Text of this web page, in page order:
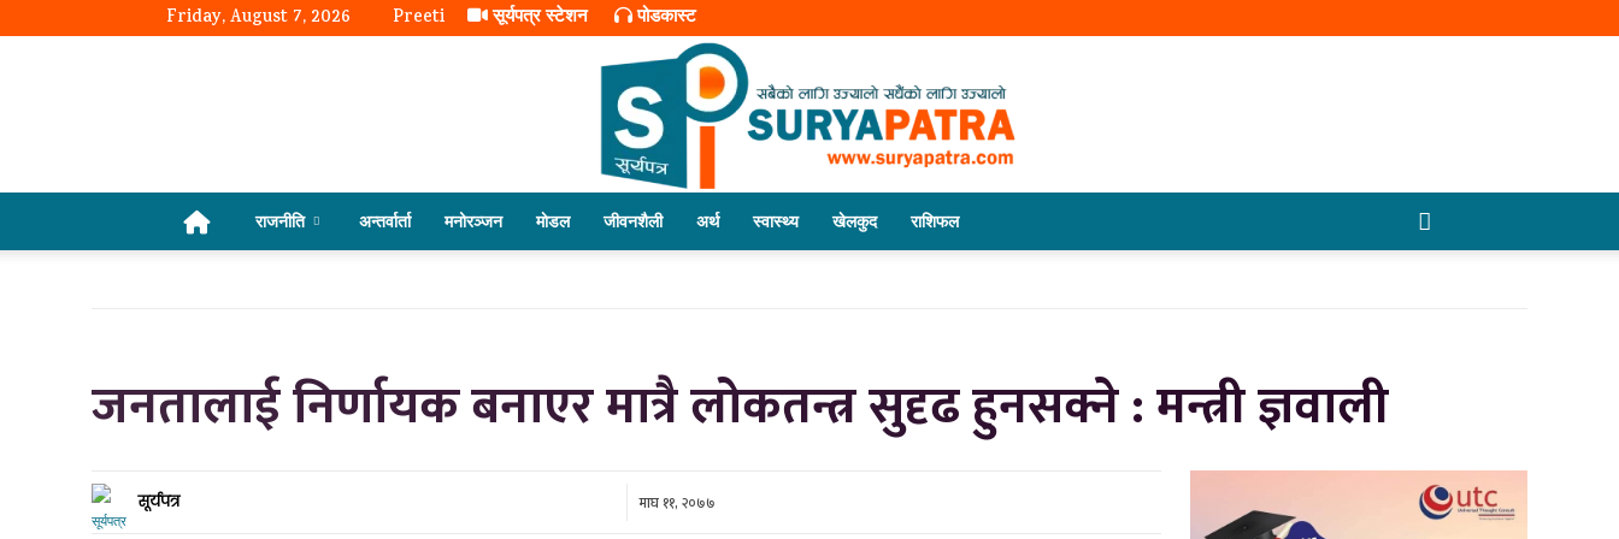
Friday, August 7, 2026 Preeti सूर्यपत्र स्टेशन पोडकास्ट
राजनीति अन्तर्वार्ता मनोरञ्जन माेडल जीवनशैली अर्थ स्वास्थ्य खेलकुद राशिफल
जनतालाई निर्णायक बनाएर मात्रै लोकतन्त्र सुदृढ हुनसक्ने : मन्त्री ज्ञवाली
सूर्यपत्र माघ ११, २०७७